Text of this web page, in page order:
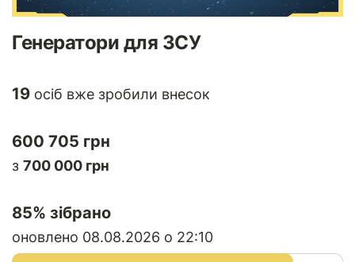
Генератори для ЗСУ
19 осіб вже зробили внесок
600 705 грн
з 700 000 грн
85% зібрано
оновлено 08.08.2026 о 22:10